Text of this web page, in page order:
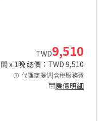
TWD9,510
間 x 1晚 總價：TWD 9,510
代理商提供|含稅服務費
房價明細